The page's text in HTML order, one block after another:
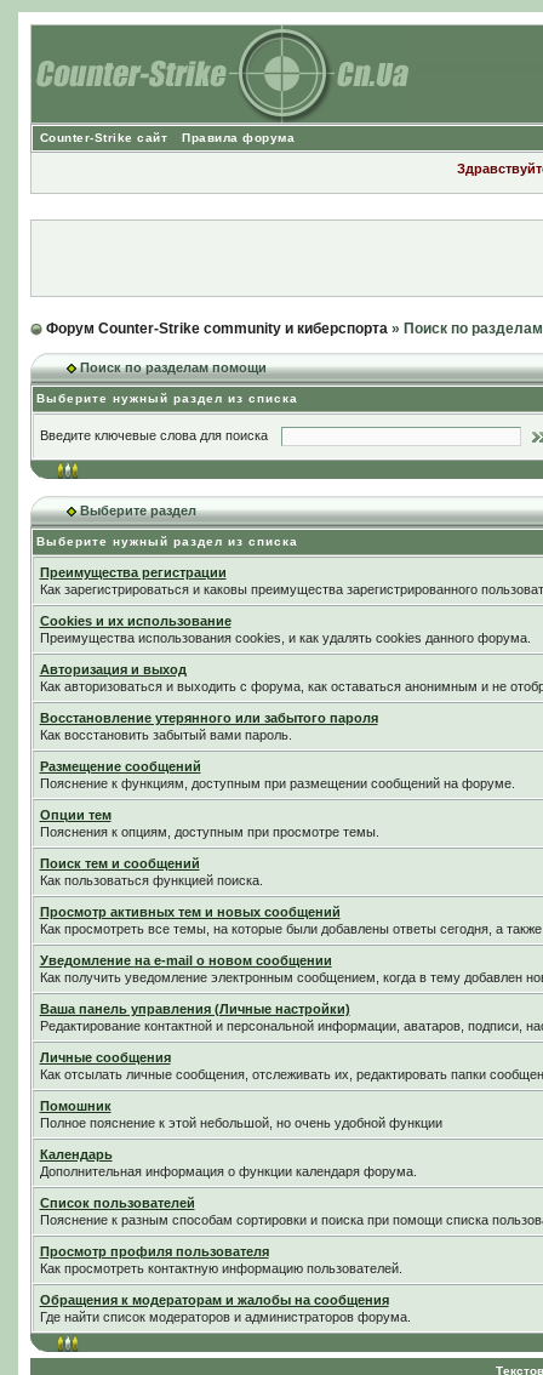
Counter-Strike сайт Правила форума
Форум Counter-Strike community и киберспорта» Поиск по
Поиск по разделам помощи
Выберите нужный раздел из списка
Введите ключевые слова для поиска
Выберите раздел
Выберите нужный раздел из списка
Преимущества регистрации
Как зарегистрироваться и каковы преимущества зарегистрированного
Cookies и их использование
Преимущества использования cookies, и как удалять cookies данного форума.
Авторизация и выход
Как авторизоваться и выходить с форума, как оставаться анонимным и не
Восстановление утерянного или забытого пароля
Как восстановить забытый вами пароль.
Размещение сообщений
Пояснение к функциям, доступным при размещении сообщений на форуме.
Опции тем
Пояснения к опциям, доступным при просмотре темы.
Поиск тем и сообщений
Как пользоваться функцией поиска.
Просмотр активных тем и новых сообщений
Как просмотреть все темы, на которые были добавлены ответы сегодня, а
Уведомление на е-mail о новом сообщении
Как получить уведомление электронным сообщением, когда в тему добавлен
Ваша панель управления (Личные настройки)
Редактирование контактной и персональной информации, аватаров, подписи,
Личные сообщения
Как отсылать личные сообщения, отслеживать их, редактировать папки
Помошник
Полное пояснение к этой небольшой, но очень удобной функции
Календарь
Дополнительная информация о функции календаря форума.
Список пользователей
Пояснение к разным способам сортировки и поиска при помощи списка
Просмотр профиля пользователя
Как просмотреть контактную информацию пользователей.
Обращения к модераторам и жалобы на сообщения
Где найти список модераторов и администраторов форума.